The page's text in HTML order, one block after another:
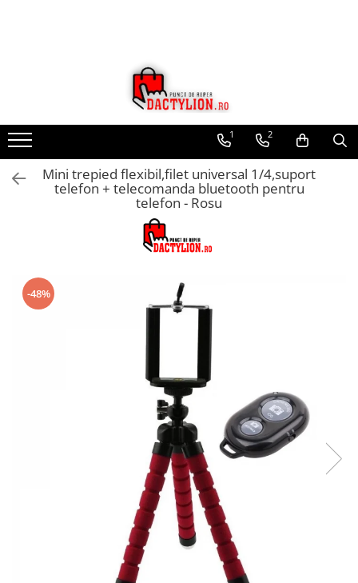
1 2
Mini trepied flexibil,filet universal 1/4,suport
telefon + telecomanda bluetooth pentru
telefon - Rosu
-48%